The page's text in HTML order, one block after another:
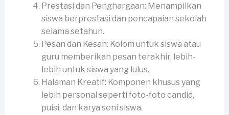
Prestasi dan Penghargaan: Menampilkan
siswa berprestasi dan pencapaian sekolah
selama setahun.
Pesan dan Kesan: Kolom untuk siswa atau
guru memberikan pesan terakhir, lebih-
lebih untuk siswa yang lulus.
Halaman Kreatif: Komponen khusus yang
lebih personal seperti foto-foto candid,
puisi, dan karya seni siswa.